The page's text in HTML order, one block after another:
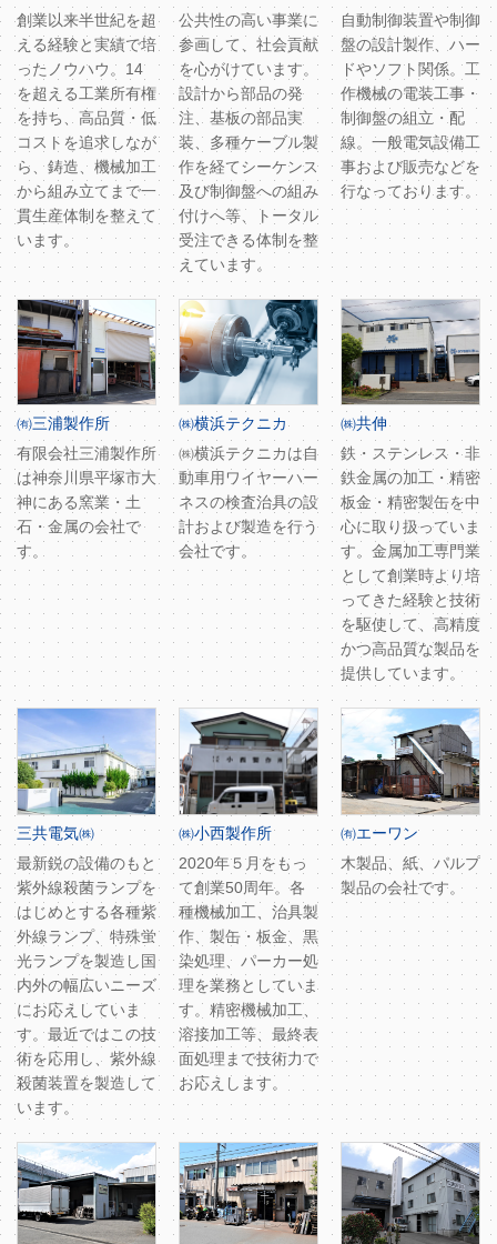
創業以来半世紀を超
える経験と実績で培
ったノウハウ。14
を超える工業所有権
を持ち、高品質・低
コストを追求しなが
ら、鋳造、機械加工
から組み立てまで一
貫生産体制を整えて
います。
公共性の高い事業に
参画して、社会貢献
を心がけています。
設計から部品の発
注、基板の部品実
装、多種ケーブル製
作を経てシーケンス
及び制御盤への組み
付けへ等、トータル
受注できる体制を整
えています。
自動制御装置や制御
盤の設計製作、ハー
ドやソフト関係。工
作機械の電装工事・
制御盤の組立・配
線。一般電気設備工
事および販売などを
行なっております。
㈲三浦製作所
有限会社三浦製作所
は神奈川県平塚市大
神にある窯業・土
石・金属の会社で
す。
㈱横浜テクニカ
㈱横浜テクニカは自
動車用ワイヤーハー
ネスの検査治具の設
計および製造を行う
会社です。
㈱共伸
鉄・ステンレス・非
鉄金属の加工・精密
板金・精密製缶を中
心に取り扱っていま
す。金属加工専門業
として創業時より培
ってきた経験と技術
を駆使して、高精度
かつ高品質な製品を
提供しています。
三共電気㈱
最新鋭の設備のもと
紫外線殺菌ランプを
はじめとする各種紫
外線ランプ、特殊蛍
光ランプを製造し国
内外の幅広いニーズ
にお応えしていま
す。最近ではこの技
術を応用し、紫外線
殺菌装置を製造して
います。
㈱小西製作所
2020年５月をもっ
て創業50周年。各
種機械加工、治具製
作、製缶・板金、黒
染処理、パーカー処
理を業務としていま
す。精密機械加工、
溶接加工等、最終表
面処理まで技術力で
お応えします。
㈲エーワン
木製品、紙、パルプ
製品の会社です。